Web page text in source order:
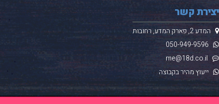
קשר
פארק המדע, רחובות
050-949-9596
me@18d.co.il
ייעוץ מהיר בקבוצה